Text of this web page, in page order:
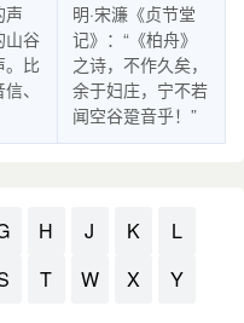
声
山谷
。比
、
明·宋濂《贞节堂
记》：“《柏舟》
之诗，不作久矣，
余于妇庄，宁不若
闻空谷跫音乎！”
H J K
L
T W X
Y